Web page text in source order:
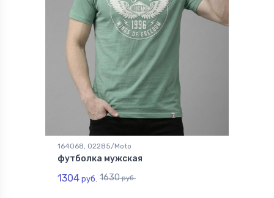
164068, 02285/Moto
футболка мужская
1304 руб. 1630руб.